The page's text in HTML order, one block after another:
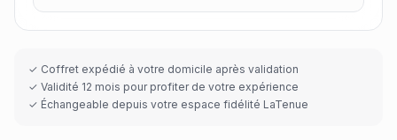
✓ Coffret expédié à votre domicile après validation
✓ Validité 12 mois pour profiter de votre expérience
✓ Échangeable depuis votre espace fidélité LaTenue